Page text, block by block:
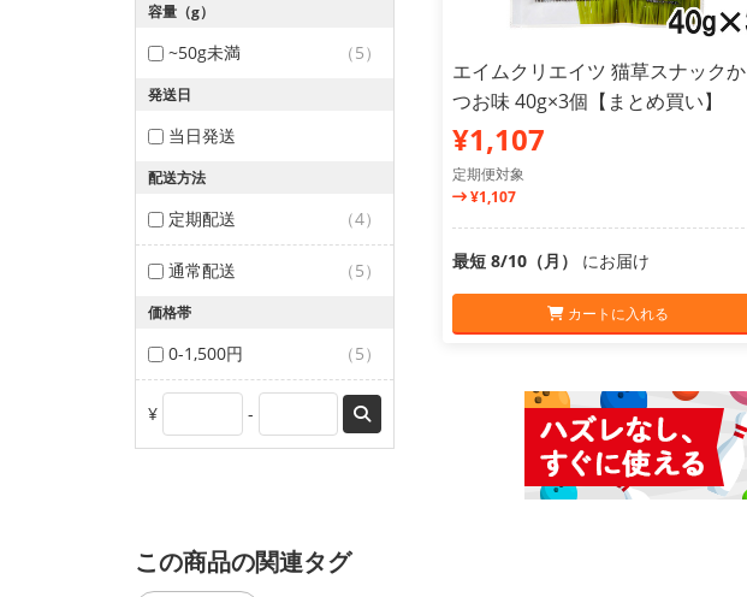
容量（g）
~50g未満 （5）
発送日
当日発送
配送方法
定期配送 （4）
通常配送 （5）
価格帯
0-1,500円 （5）
¥ -
エイムクリエイツ 猫草スナックか
つお味 40g×3個【まとめ買い】
¥1,107
定期便対象
¥1,107
最短 8/10（月） にお届け
カートに入れる
この商品の関連タグ